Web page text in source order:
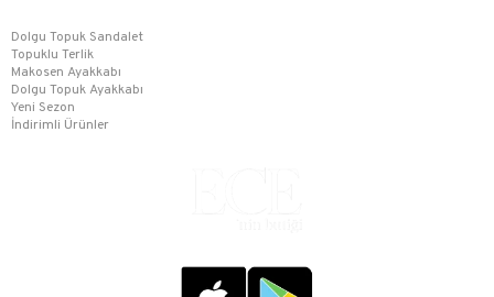
Dolgu Topuk Sandalet
Topuklu Terlik
Makosen Ayakkabı
Dolgu Topuk Ayakkabı
Yeni Sezon
İndirimli Ürünler